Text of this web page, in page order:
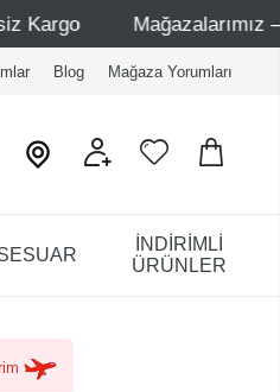
– Bağdat Caddesi
Blog Mağaza Yorumları
İNDİRİMLİ
ÜRÜNLER